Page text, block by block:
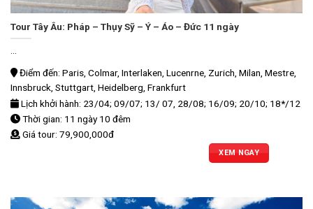
Tour Tây Âu: Pháp – Thụy Sỹ – Ý – Áo – Đức 11 ngày
...
Điểm đến: Paris, Colmar, Interlaken, Lucenrne, Zurich, Milan, Mestre,
Innsbruck, Stuttgart, Heidelberg, Frankfurt
Lịch khởi hành: 23/04; 09/07; 13/ 07, 28/08; 16/09; 20/10; 18*/12
Thời gian: 11 ngày 10 đêm
Giá tour: 79,900,000đ
XEM NGAY